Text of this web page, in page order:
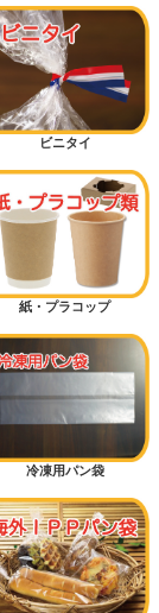
ビニタイ
紙・プラコップ
冷凍用パン袋